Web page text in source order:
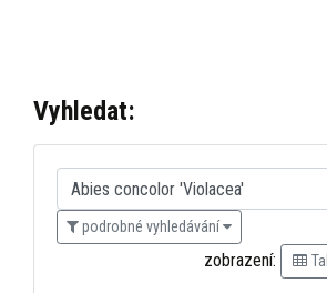
Vyhledat:
podrobné vyhledávání
zobrazení: